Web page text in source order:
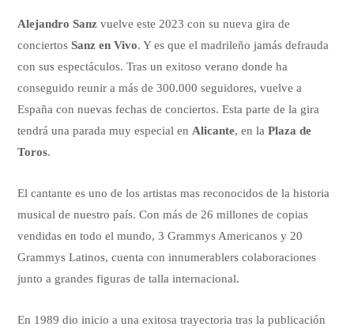
Alejandro Sanz vuelve este 2023 con su nueva gira de
conciertosSanz en Vivo. Y es que el madrileño jamás defrauda
con sus espectáculos. Tras un exitoso verano donde ha
conseguido reunir a más de 300.000 seguidores, vuelve a
España con nuevas fechas de conciertos. Esta parte de la gira
tendrá una parada muy especial en Alicante, en laPlaza de
Toros.
El cantante es uno de los artistas mas reconocidos de la historia
musical de nuestro país. Con más de 26 millones de copias
vendidas en todo el mundo, 3 Grammys Americanos y 20
Grammys Latinos, cuenta con innumerablers colaboraciones
junto a grandes figuras de talla internacional.
En 1989 dio inicio a una exitosa trayectoria tras la publicación